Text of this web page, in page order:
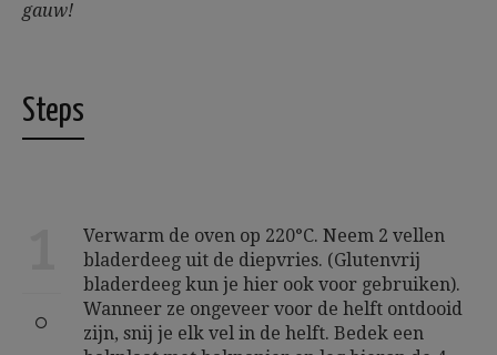
gauw!
Steps
Verwarm de oven op 220°C. Neem 2 vellen
bladerdeeg uit de diepvries. (Glutenvrij
bladerdeeg kun je hier ook voor gebruiken).
Wanneer ze ongeveer voor de helft ontdooid
zijn, snij je elk vel in de helft. Bedek een